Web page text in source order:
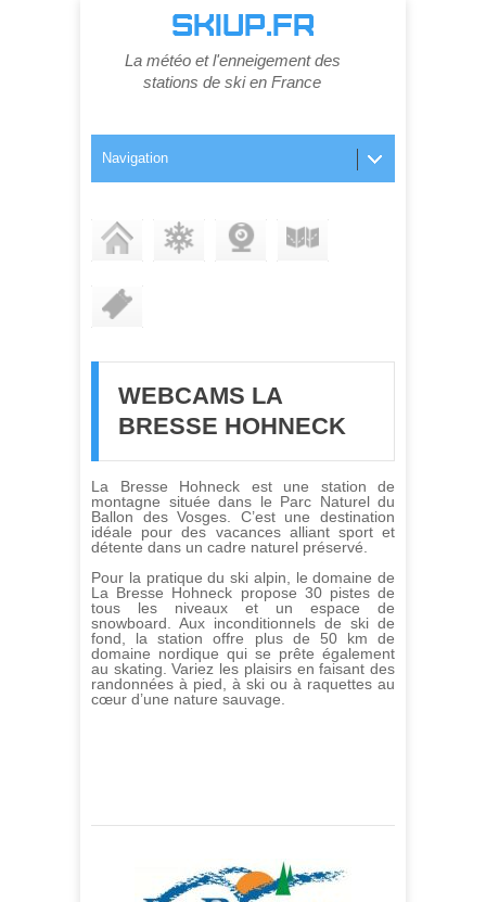
SKIUP.FR
La météo et l'enneigement des
stations de ski en France
Navigation
WEBCAMS LA
BRESSE HOHNECK
La Bresse Hohneck est une station de
montagne située dans le Parc Naturel du
Ballon des Vosges. C’est une destination
idéale pour des vacances alliant sport et
détente dans un cadre naturel préservé.
Pour la pratique du ski alpin, le domaine de
La Bresse Hohneck propose 30 pistes de
tous les niveaux et un espace de
snowboard. Aux inconditionnels de ski de
fond, la station offre plus de 50 km de
domaine nordique qui se prête également
au skating. Variez les plaisirs en faisant des
randonnées à pied, à ski ou à raquettes au
cœur d’une nature sauvage.